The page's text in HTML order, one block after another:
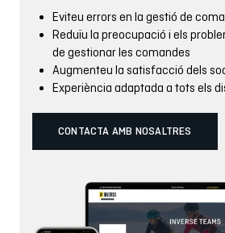
Eviteu errors en la gestió de
Reduïu la preocupació i els
de gestionar les comandes
Augmenteu la satisfacció dels
Experiència adaptada a tots els
CONTACTA AMB NOSALTRES